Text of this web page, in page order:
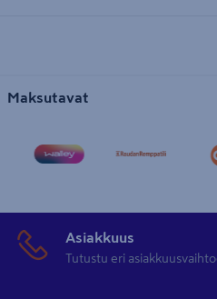
Maksutavat
Asiakkuus
Tutustu eri